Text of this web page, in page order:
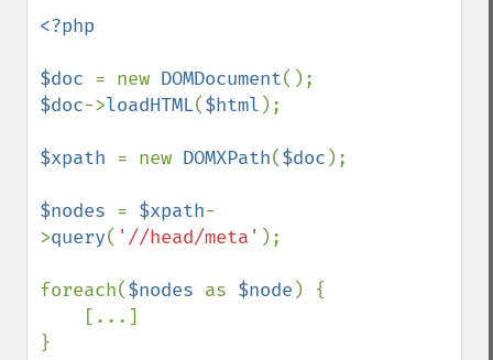
<?php
$doc = new DOMDocument
$doc->loadHTML($html );
$xpath = new DOMXPath($doc );
$nodes = $xpath-
>query( '//head/meta' );
foreach($nodes as $node ) {
}